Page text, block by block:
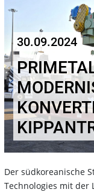
30.09.2024
Der südkoreanische
Technologies mit